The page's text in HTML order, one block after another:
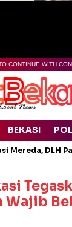
CONTINUE WITH
BEKASI
Mereda, DLH
Wajib